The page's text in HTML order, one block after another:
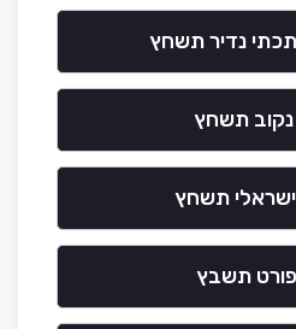
נדיר תשחץ
תשחץ
ישראלי תשחץ
תשבץ